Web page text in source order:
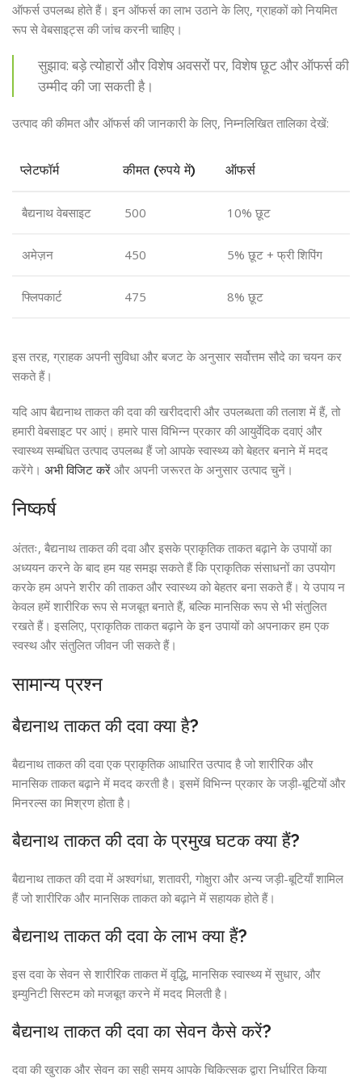
ऑफर्स उपलब्ध होते हैं। इन ऑफर्स का लाभ उठाने के लिए, ग्राहकों को नियमित
रूप से वेबसाइट्स की जांच करनी चाहिए।
सुझाव: बड़े त्योहारों और विशेष अवसरों पर, विशेष छूट और ऑफर्स की
उम्मीद की जा सकती है।
उत्पाद की कीमत और ऑफर्स की जानकारी के लिए, निम्नलिखित तालिका देखें:
प्लेटफॉर्म कीमत (रुपये में) ऑफर्स
बैद्यनाथ वेबसाइट 500 10% छूट
अमेज़न 450 5% छूट + फ्री शिपिंग
फ्लिपकार्ट 475 8% छूट
इस तरह, ग्राहक अपनी सुविधा और बजट के अनुसार सर्वोत्तम सौदे का चयन कर
सकते हैं।
यदि आप बैद्यनाथ ताकत की दवा की खरीददारी और उपलब्धता की तलाश में हैं, तो
हमारी वेबसाइट पर आएं। हमारे पास विभिन्न प्रकार की आयुर्वेदिक दवाएं और
स्वास्थ्य सम्बंधित उत्पाद उपलब्ध हैं जो आपके स्वास्थ्य को बेहतर बनाने में मदद
करेंगे। अभी विजिट करें और अपनी जरूरत के अनुसार उत्पाद चुनें।
निष्कर्ष
अंततः, बैद्यनाथ ताकत की दवा और इसके प्राकृतिक ताकत बढ़ाने के उपायों का
अध्ययन करने के बाद हम यह समझ सकते हैं कि प्राकृतिक संसाधनों का उपयोग
करके हम अपने शरीर की ताकत और स्वास्थ्य को बेहतर बना सकते हैं। ये उपाय न
केवल हमें शारीरिक रूप से मजबूत बनाते हैं, बल्कि मानसिक रूप से भी संतुलित
रखते हैं। इसलिए, प्राकृतिक ताकत बढ़ाने के इन उपायों को अपनाकर हम एक
स्वस्थ और संतुलित जीवन जी सकते हैं।
सामान्य प्रश्न
बैद्यनाथ ताकत की दवा क्या है?
बैद्यनाथ ताकत की दवा एक प्राकृतिक आधारित उत्पाद है जो शारीरिक और
मानसिक ताकत बढ़ाने में मदद करती है। इसमें विभिन्न प्रकार के जड़ी-बूटियों और
मिनरल्स का मिश्रण होता है।
बैद्यनाथ ताकत की दवा के प्रमुख घटक क्या हैं?
बैद्यनाथ ताकत की दवा में अश्वगंधा, शतावरी, गोक्षुरा और अन्य जड़ी-बूटियाँ शामिल
हैं जो शारीरिक और मानसिक ताकत को बढ़ाने में सहायक होते हैं।
बैद्यनाथ ताकत की दवा के लाभ क्या हैं?
इस दवा के सेवन से शारीरिक ताकत में वृद्धि, मानसिक स्वास्थ्य में सुधार, और
इम्युनिटी सिस्टम को मजबूत करने में मदद मिलती है।
बैद्यनाथ ताकत की दवा का सेवन कैसे करें?
दवा की खुराक और सेवन का सही समय आपके चिकित्सक द्वारा निर्धारित किया